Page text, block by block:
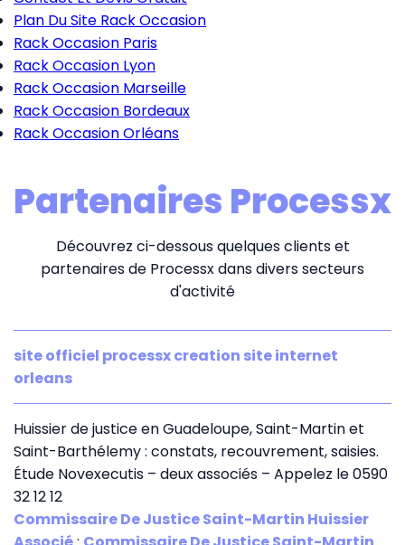
Plan Du Site Rack Occasion
Rack Occasion Paris
Rack Occasion Lyon
Rack Occasion Marseille
Rack Occasion Bordeaux
Rack Occasion Orléans
Partenaires Processx
Découvrez ci-dessous quelques clients et
partenaires de Processx dans divers secteurs
d'activité
site officiel processx creation site internet
orleans
Huissier de justice en Guadeloupe, Saint-Martin et
Saint-Barthélemy : constats, recouvrement, saisies.
Étude Novexecutis – deux associés – Appelez le 0590
32 12 12
Commissaire De Justice Saint-Martin Huissier